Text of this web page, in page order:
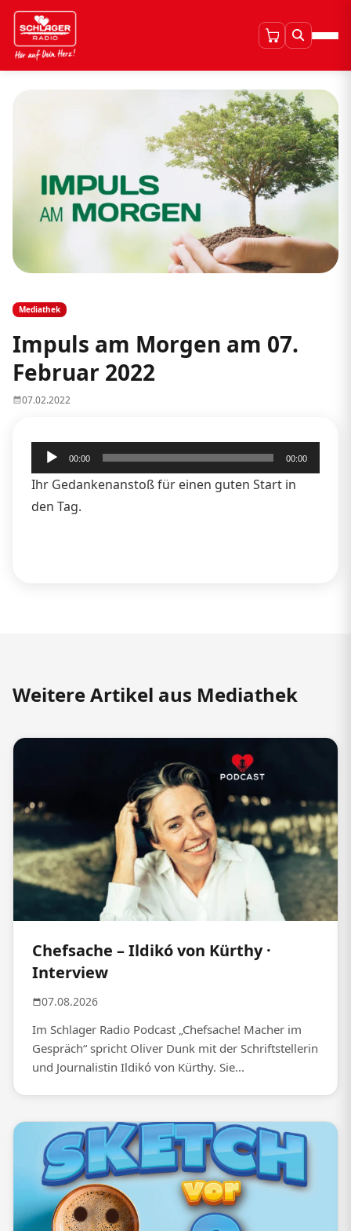
Mediathek
Impuls am Morgen am 07.
Februar 2022
07.02.2022
Audio-
Player
00:00 00:00
Ihr Gedankenanstoß für einen guten Start in
den Tag.
Weitere Artikel aus Mediathek
Chefsache – Ildikó von Kürthy ·
Interview
07.08.2026
Im Schlager Radio Podcast „Chefsache! Macher im
Gespräch“ spricht Oliver Dunk mit der Schriftstellerin
und Journalistin Ildikó von Kürthy. Sie...